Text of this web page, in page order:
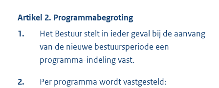
Artikel 2. Programmabegroting
1.
Het Bestuur stelt in ieder geval bij de aanvang
van de nieuwe bestuursperiode een
programma-indeling vast.
2. Per programma wordt vastgesteld: